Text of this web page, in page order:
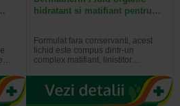
hidratant si matifiant pentru…
Formulat fara conservanti, acest
lichid este compus dintr-un
complex matifiant, linistitor…